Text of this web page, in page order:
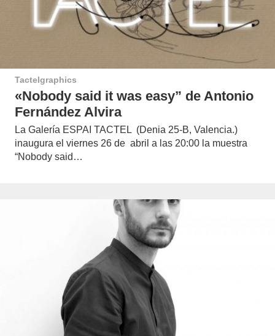
Tactelgraphics
«Nobody said it was easy” de Antonio
Fernández Alvira
La Galería ESPAI TACTEL (Denia 25-B, Valencia.)
inaugura el viernes 26 de abril a las 20:00 la muestra
“Nobody said…